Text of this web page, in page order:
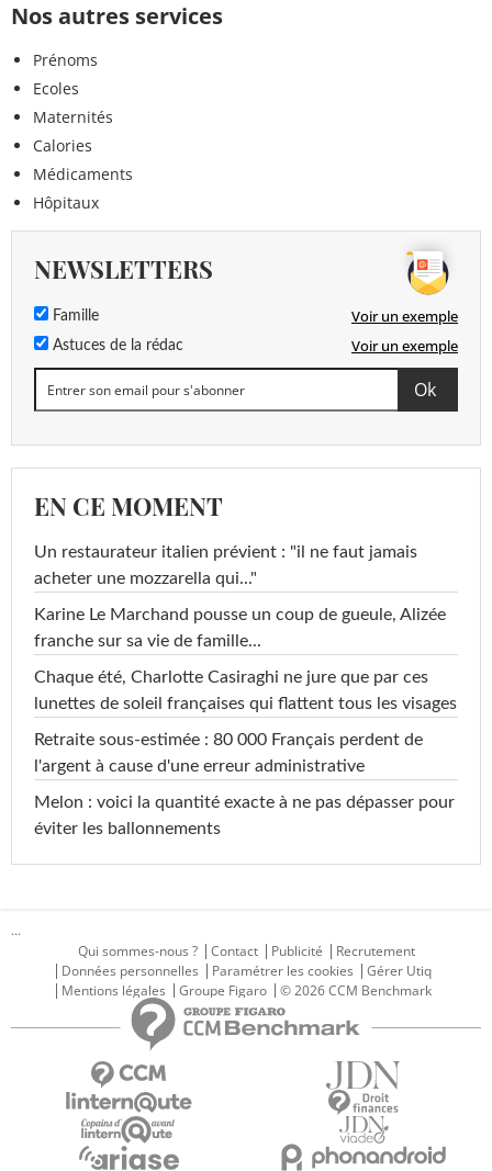
Nos autres services
Prénoms
Ecoles
Maternités
Calories
Médicaments
Hôpitaux
NEWSLETTERS
Famille Voir un exemple
Astuces de la rédac Voir un exemple
EN CE MOMENT
Un restaurateur italien prévient : "il ne faut jamais
acheter une mozzarella qui..."
Karine Le Marchand pousse un coup de gueule, Alizée
franche sur sa vie de famille...
Chaque été, Charlotte Casiraghi ne jure que par ces
lunettes de soleil françaises qui flattent tous les visages
Retraite sous-estimée : 80 000 Français perdent de
l'argent à cause d'une erreur administrative
Melon : voici la quantité exacte à ne pas dépasser pour
éviter les ballonnements
...
Qui sommes-nous ?
Contact Publicité
Recrutement
Données personnelles
Paramétrer les cookies
Gérer Utiq
Mentions légales
Groupe Figaro © 2026 CCM Benchmark